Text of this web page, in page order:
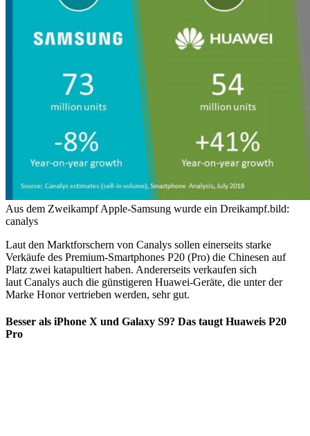
Aus dem Zweikampf Apple-Samsung wurde ein Dreikampf.bild:
canalys
Laut den Marktforschern von Canalys sollen einerseits starke
Verkäufe des Premium-Smartphones P20 (Pro) die Chinesen auf
Platz zwei katapultiert haben. Andererseits verkaufen sich
laut Canalys auch die günstigeren Huawei-Geräte, die unter der
Marke Honor vertrieben werden, sehr gut.
Besser als iPhone X und Galaxy S9? Das taugt Huaweis P20
Pro